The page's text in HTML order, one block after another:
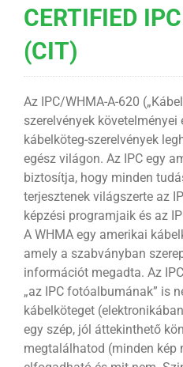
CERTIFIED
(CIT)
Az IPC/WHMA-A-620
szerelvények követelményei
kábelköteg-szerelvények
egész világon. Az IPC egy
biztosítja, hogy minden
terjesztenek világszerte az
képzési programjaik és az
A WHMA egy amerikai
amely a szabványban
információt megadta. Az
„az IPC fotóalbumának” is
kábelköteget
egy szép, jól áttekinthető
megtalálhatod (minden kép